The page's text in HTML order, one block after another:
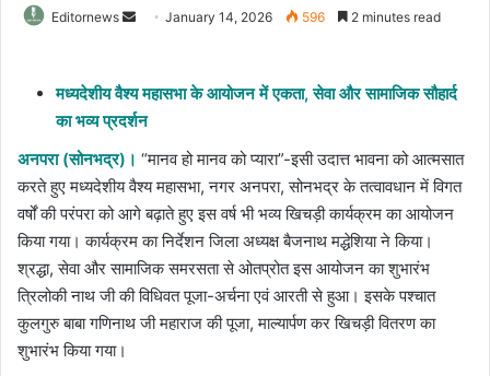
Editornews
Send January 14, 2026 596 2 minutes read
मध्यदेशीय वैश्य महासभा के आयोजन में एकता, सेवा और सामाजिक सौहार्द
का भव्य प्रदर्शन
अनपरा (सोनभद्र)। “मानव हो मानव को प्यारा”-इसी उदात्त भावना को आत्मसात
करते हुए मध्यदेशीय वैश्य महासभा, नगर अनपरा, सोनभद्र के तत्वावधान में विगत
वर्षों की परंपरा को आगे बढ़ाते हुए इस वर्ष भी भव्य खिचड़ी कार्यक्रम का आयोजन
किया गया। कार्यक्रम का निर्देशन जिला अध्यक्ष बैजनाथ मद्धेशिया ने किया।
श्रद्धा, सेवा और सामाजिक समरसता से ओतप्रोत इस आयोजन का शुभारंभ
त्रिलोकी नाथ जी की विधिवत पूजा-अर्चना एवं आरती से हुआ। इसके पश्चात
कुलगुरु बाबा गणिनाथ जी महाराज की पूजा, माल्यार्पण कर खिचड़ी वितरण का
शुभारंभ किया गया।